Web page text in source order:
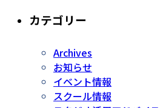
カテゴリー
Archives
お知らせ
イベント情報
スクール情報